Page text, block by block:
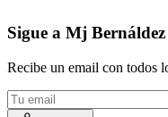
Sigue a Mj Bernáldez
Recibe un email con todos